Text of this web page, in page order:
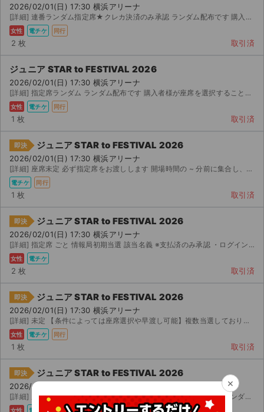
2026/02/01(日) 17:30 横浜アリーナ
[詳細] 連番ランダム指定席★クレカ決済のみ承認 ランダム配布です 購入者様が座席を選択することはできま...
女性 電チケ 同行
2 枚 取引済
ジュニア STAR to FESTIVAL 2026
2026/02/01(日) 17:30 横浜アリーナ
[詳細] 指定席ランダム ランダム配布です 購入者様が座席を選択することはできません。公演当日開場 分...
女性 電チケ 同行
1 枚 取引済
即決 ジュニア STAR to FESTIVAL 2026
2026/02/01(日) 17:30 横浜アリーナ
[詳細] 座席未定 必ず指定席をお渡しします 開場時間の ~ 分前に集合し、同時入場後、こちらで座席...
電チケ 同行
1 枚 取引済
即決 ジュニア STAR to FESTIVAL 2026
2026/02/01(日) 17:30 横浜アリーナ
[詳細] 指定席 ごと 情報局初期当選 該当名義 ※支払済のみ承認 ・ログイン情報をお伝えします ...
女性 電チケ
2 枚 取引済
即決 ジュニア STAR to FESTIVAL 2026
2026/02/01(日) 17:30 横浜アリーナ
[詳細] 未定 【条件によっては座席選択や早渡し可能】複数当選しております。当方が座席を選択した後、残っ...
女性 電チケ 同行
1 枚 取引済
即決 ジュニア STAR to FESTIVAL 2026
2026/02/01(日) 17:30 横浜アリーナ
[詳細] 座席未定 条件あり指定席のみランダム配布。 番手ではなくランダム配布なので購入者様はお席をお選...
女性 電チケ 同行
×